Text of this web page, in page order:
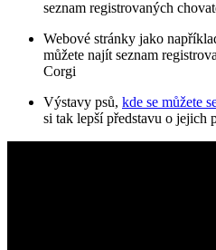
seznam registrovaných
Webové stránky jako
můžete najít seznam
Corgi
Výstavy psů, kde se můžete
si tak lepší představu o jejich